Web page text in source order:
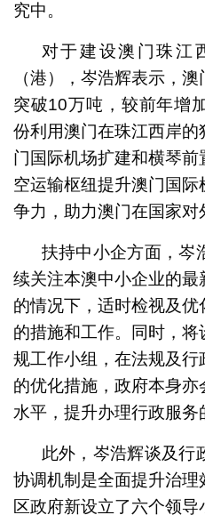
究中。
对于建设澳门珠江
（港），岑浩辉表示，
突破10万吨，较前年增
份利用澳门在珠江西岸
门国际机场扩建和横琴
空运输枢纽提升澳门国
争力，助力澳门在国家对
扶持中小企方面，岑
续关注本澳中小企业的
的情况下，适时检视及
的措施和工作。同时，
规工作小组，在法规及
的优化措施，政府本身
水平，提升办理行政服务
此外，岑浩辉谈及行
协调机制是全面提升治
区政府新设立了六个领